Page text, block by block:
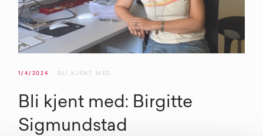
1/4/2024 BLI KJENT MED
Bli kjent med: Birgitte
Sigmundstad